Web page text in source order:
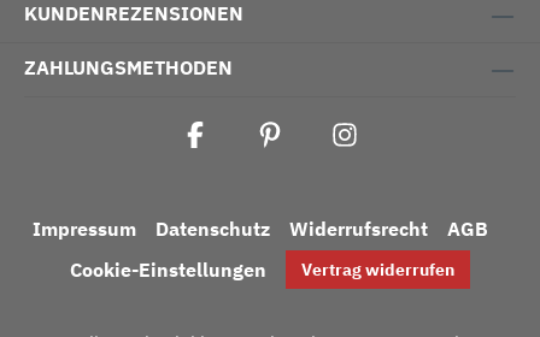
KUNDENREZENSIONEN
ZAHLUNGSMETHODEN
Impressum Datenschutz Widerrufsrecht
AGB
Cookie-Einstellungen
Vertrag widerrufen